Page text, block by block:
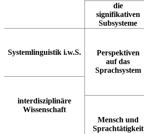
die
signifikativen
Subsysteme
Systemlinguistik i.w.S.
Perspektiven
auf das
Sprachsystem
interdisziplinäre
Wissenschaft
Mensch und
Sprachtätigkeit